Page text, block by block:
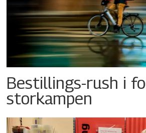
Bestillings-rush i
storkampen